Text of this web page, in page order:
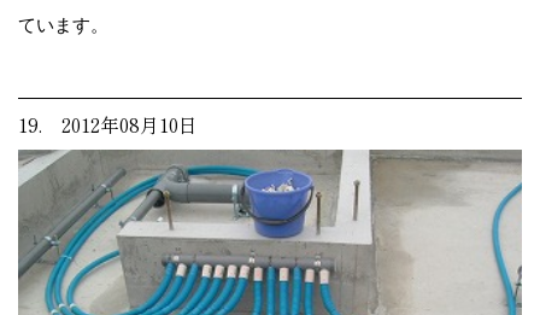
ています。
19. 2012年08月10日